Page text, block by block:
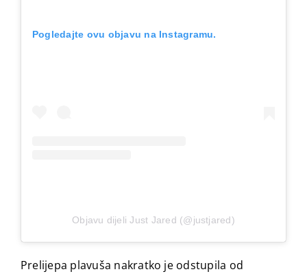
Pogledajte ovu objavu na Instagramu.
Objavu dijeli Just Jared (@justjared)
Prelijepa plavuša nakratko je odstupila od